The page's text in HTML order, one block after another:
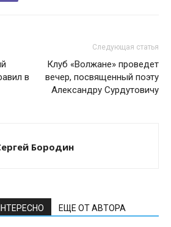
в
Следующая статья
Клуб «Волжане» проведет
вечер, посвященный поэту
Александру Сурдутовичу
Бородин
ЕЩЕ ОТ АВТОРА